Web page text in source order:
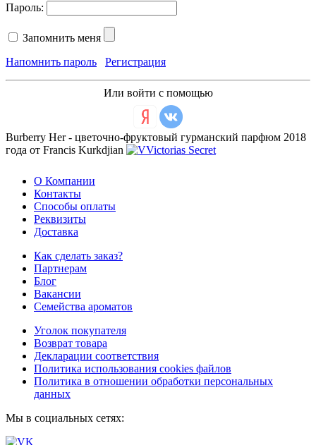
Пароль:
Запомнить меня
Напомнить пароль
Регистрация
Или войти с помощью
Burberry Her - цветочно-фруктовый гурманский парфюм 2018
года от Francis Kurkdjian
О Компании
Контакты
Способы оплаты
Реквизиты
Доставка
Как сделать заказ?
Партнерам
Блог
Вакансии
Семейства ароматов
Уголок покупателя
Возврат товара
Декларации соответствия
Политика использования cookies файлов
Политика в отношении обработки персональных
данных
Мы в социальных сетях: